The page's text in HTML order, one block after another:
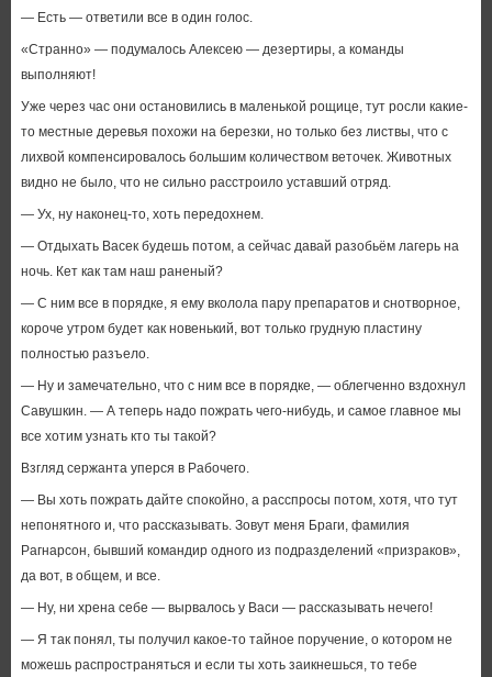
— Есть — ответили все в один голос.
«Странно» — подумалось Алексею — дезертиры, а команды
выполняют!
Уже через час они остановились в маленькой рощице, тут росли какие-
то местные деревья похожи на березки, но только без листвы, что с
лихвой компенсировалось большим количеством веточек. Животных
видно не было, что не сильно расстроило уставший отряд.
— Ух, ну наконец-то, хоть передохнем.
— Отдыхать Васек будешь потом, а сейчас давай разобьём лагерь на
ночь. Кет как там наш раненый?
— С ним все в порядке, я ему вколола пару препаратов и снотворное,
короче утром будет как новенький, вот только грудную пластину
полностью разъело.
— Ну и замечательно, что с ним все в порядке, — облегченно вздохнул
Савушкин. — А теперь надо пожрать чего-нибудь, и самое главное мы
все хотим узнать кто ты такой?
Взгляд сержанта уперся в Рабочего.
— Вы хоть пожрать дайте спокойно, а расспросы потом, хотя, что тут
непонятного и, что рассказывать. Зовут меня Браги, фамилия
Рагнарсон, бывший командир одного из подразделений «призраков»,
да вот, в общем, и все.
— Ну, ни хрена себе — вырвалось у Васи — рассказывать нечего!
— Я так понял, ты получил какое-то тайное поручение, о котором не
можешь распространяться и если ты хоть заикнешься, то тебе